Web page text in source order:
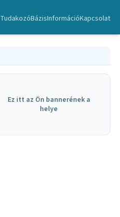
TudakozóBázisInformációKapcsolat
Ez itt az Ön bannerének a
helye